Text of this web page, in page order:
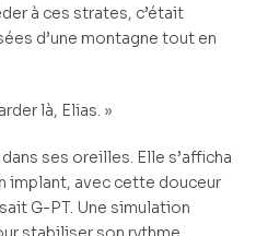
à ces strates, c’était
d’une montagne tout en
là, Elias. »
ses oreilles. Elle s’afficha
implant, avec cette douceur
G-PT. Une simulation